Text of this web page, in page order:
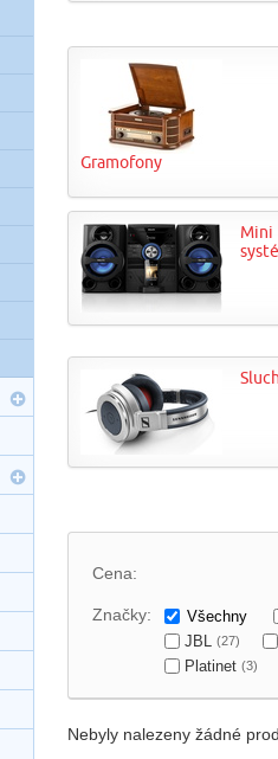
Gramofony
Mini
Cena:
Značky:
Všechny
JBL
(27)
Platinet (3)
Nebyly nalezeny žádné